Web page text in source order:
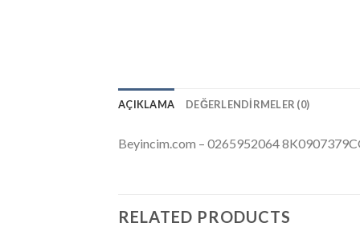
AÇIKLAMA DEĞERLENDIRMELER (0)
Beyincim.com – 0265952064
RELATED PRODUCTS